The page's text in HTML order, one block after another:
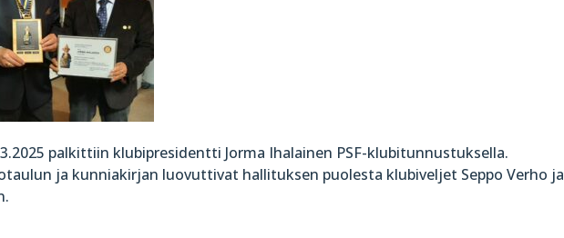
palkittiin klubipresidentti Jorma Ihalainen PSF-klubitunnustuksella.
ja kunniakirjan luovuttivat hallituksen puolesta klubiveljet Seppo Verho ja